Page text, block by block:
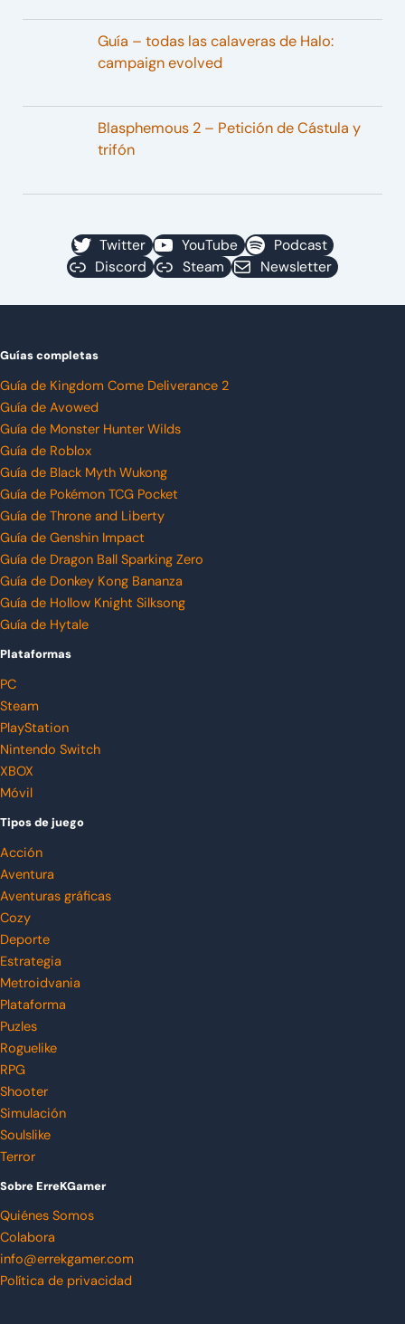
Guía – todas las calaveras de Halo:
campaign evolved
Blasphemous 2 – Petición de Cástula y
trifón
Twitter YouTube
Podcast
Discord
Steam Newsletter
Guías completas
Guía de Kingdom Come Deliverance 2
Guía de Avowed
Guía de Monster Hunter Wilds
Guía de Roblox
Guía de Black Myth Wukong
Guía de Pokémon TCG Pocket
Guía de Throne and Liberty
Guía de Genshin Impact
Guía de Dragon Ball Sparking Zero
Guía de Donkey Kong Bananza
Guía de Hollow Knight Silksong
Guía de Hytale
Plataformas
PC
Steam
PlayStation
Nintendo Switch
XBOX
Móvil
Tipos de juego
Acción
Aventura
Aventuras gráficas
Cozy
Deporte
Estrategia
Metroidvania
Plataforma
Puzles
Roguelike
RPG
Shooter
Simulación
Soulslike
Terror
Sobre ErreKGamer
Quiénes Somos
Colabora
info@errekgamer.com
Política de privacidad